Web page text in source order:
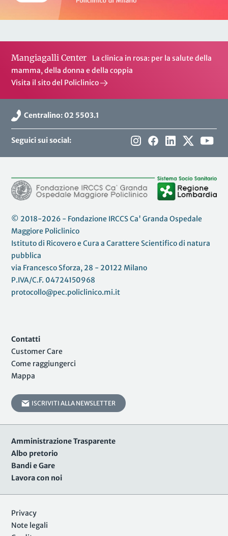
Mangiagalli Center
La clinica in rosa: per la salute della
mamma, della donna e della coppia
Visita il sito del Policlinico
Centralino: 02 5503.1
Seguici sui social:
© 2018-2026 - Fondazione IRCCS Ca' Granda Ospedale
Maggiore Policlinico
Istituto di Ricovero e Cura a Carattere Scientifico di natura
pubblica
via Francesco Sforza, 28 - 20122 Milano
P.IVA/C.F. 04724150968
protocollo@pec.policlinico.mi.it
Contatti
Customer Care
Come raggiungerci
Mappa
ISCRIVITI ALLA NEWSLETTER
Amministrazione Trasparente
Albo pretorio
Bandi e Gare
Lavora con noi
Privacy
Note legali